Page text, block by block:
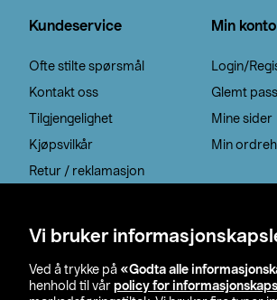
Vi bruker
Ved å trykke på «Godta alle
henhold til vår policy for
Kundeservice
Ofte stilte spørsmål
Kontakt oss
Tilgjengelighet
Kjøpsvilkår
Retur / reklamasjon
Min konto
Login/
Glemt
Mine sider
Min